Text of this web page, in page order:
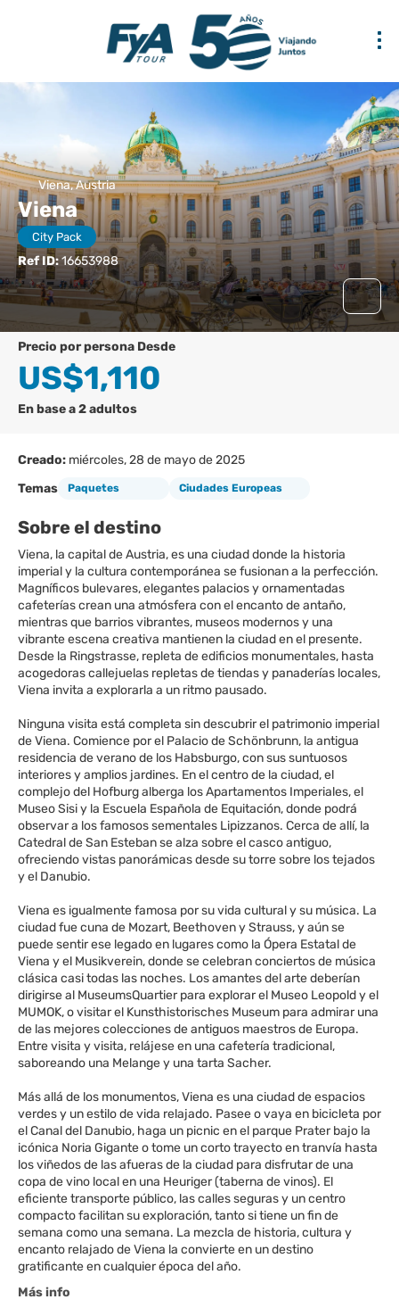
Viena, Austria
Viena
City Pack
Ref ID:16653988
precio por persona Desde
US$1,110
En base a 2 adultos
Creado: miércoles, 28 de mayo de 2025
Temas
Paquetes Ciudades Europeas
Sobre el destino
Viena, la capital de Austria, es una ciudad donde la historia
imperial y la cultura contemporánea se fusionan a la perfección.
Magníficos bulevares, elegantes palacios y ornamentadas
cafeterías crean una atmósfera con el encanto de antaño,
mientras que barrios vibrantes, museos modernos y una
vibrante escena creativa mantienen la ciudad en el presente.
Desde la Ringstrasse, repleta de edificios monumentales, hasta
acogedoras callejuelas repletas de tiendas y panaderías locales,
Viena invita a explorarla a un ritmo pausado.
Ninguna visita está completa sin descubrir el patrimonio imperial
de Viena. Comience por el Palacio de Schönbrunn, la antigua
residencia de verano de los Habsburgo, con sus suntuosos
interiores y amplios jardines. En el centro de la ciudad, el
complejo del Hofburg alberga los Apartamentos Imperiales, el
Museo Sisi y la Escuela Española de Equitación, donde podrá
observar a los famosos sementales Lipizzanos. Cerca de allí, la
Catedral de San Esteban se alza sobre el casco antiguo,
ofreciendo vistas panorámicas desde su torre sobre los tejados
y el Danubio.
Viena es igualmente famosa por su vida cultural y su música. La
ciudad fue cuna de Mozart, Beethoven y Strauss, y aún se
puede sentir ese legado en lugares como la Ópera Estatal de
Viena y el Musikverein, donde se celebran conciertos de música
clásica casi todas las noches. Los amantes del arte deberían
dirigirse al MuseumsQuartier para explorar el Museo Leopold y el
MUMOK, o visitar el Kunsthistorisches Museum para admirar una
de las mejores colecciones de antiguos maestros de Europa.
Entre visita y visita, relájese en una cafetería tradicional,
saboreando una Melange y una tarta Sacher.
Más allá de los monumentos, Viena es una ciudad de espacios
verdes y un estilo de vida relajado. Pasee o vaya en bicicleta por
el Canal del Danubio, haga un picnic en el parque Prater bajo la
icónica Noria Gigante o tome un corto trayecto en tranvía hasta
los viñedos de las afueras de la ciudad para disfrutar de una
copa de vino local en una Heuriger (taberna de vinos). El
eficiente transporte público, las calles seguras y un centro
compacto facilitan su exploración, tanto si tiene un fin de
semana como una semana. La mezcla de historia, cultura y
encanto relajado de Viena la convierte en un destino
gratificante en cualquier época del año.
Más info